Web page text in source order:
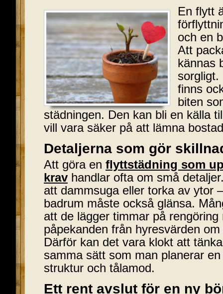
En flytt
och en
Att
kännas
sorgligt.
finns
biten
städningen. Den kan bli en källa
vill vara säker på att lämna
Detaljerna som gör
Att göra en flyttstädning som
krav handlar ofta om små
att dammsuga eller torka av ytor
badrum måste också glänsa.
att de lägger timmar på rengöring
påpekanden från hyresvärden
Därför kan det vara klokt att
samma sätt som man planerar
struktur och tålamod.
Ett rent avslut för en ny